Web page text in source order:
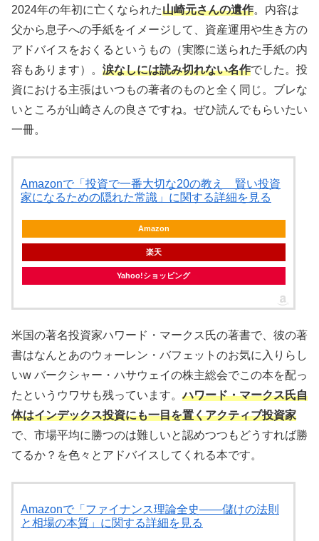
2024年の年初に亡くなられた山崎元さんの遺作。内容は
父から息子への手紙をイメージして、資産運用や生き方の
アドバイスをおくるというもの（実際に送られた手紙の内
容もあります）。 涙なしには読み切れない名作でした。投
資における主張はいつもの著者のものと全く同じ。ブレな
いところが山崎さんの良さですね。ぜひ読んでもらいたい
一冊。
Amazonで「投資で一番大切な20の教え 賢い投資
家になるための隠れた常識」に関する詳細を見る
Amazon
楽天
Yahoo!ショッピング
米国の著名投資家ハワード・マークス氏の著書で、彼の著
書はなんとあのウォーレン・バフェットのお気に入りらし
いw バークシャー・ハサウェイの株主総会でこの本を配っ
たというウワサも残っています。ハワード・マークス氏自
体はインデックス投資にも一目を置くアクティブ投資家
で、市場平均に勝つのは難しいと認めつつもどうすれば勝
てるか？を色々とアドバイスしてくれる本です。
Amazonで「ファイナンス理論全史――儲けの法則
と相場の本質」に関する詳細を見る